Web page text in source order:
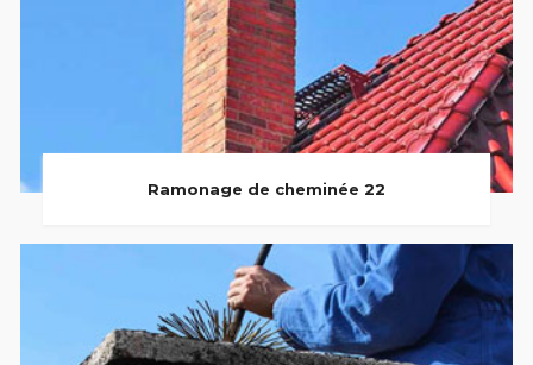
Ramonage de cheminée 22